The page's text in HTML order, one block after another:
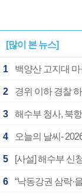
[많이 본 뉴스]
1 백양산 고지대
2 경위 이하 경찰
3 해수부 청사, 북
4 오늘의 날씨-
5 [사설] 해수부 신
6 “낙동강권 삼락·